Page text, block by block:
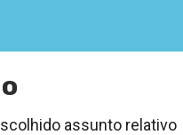
assunto relativo